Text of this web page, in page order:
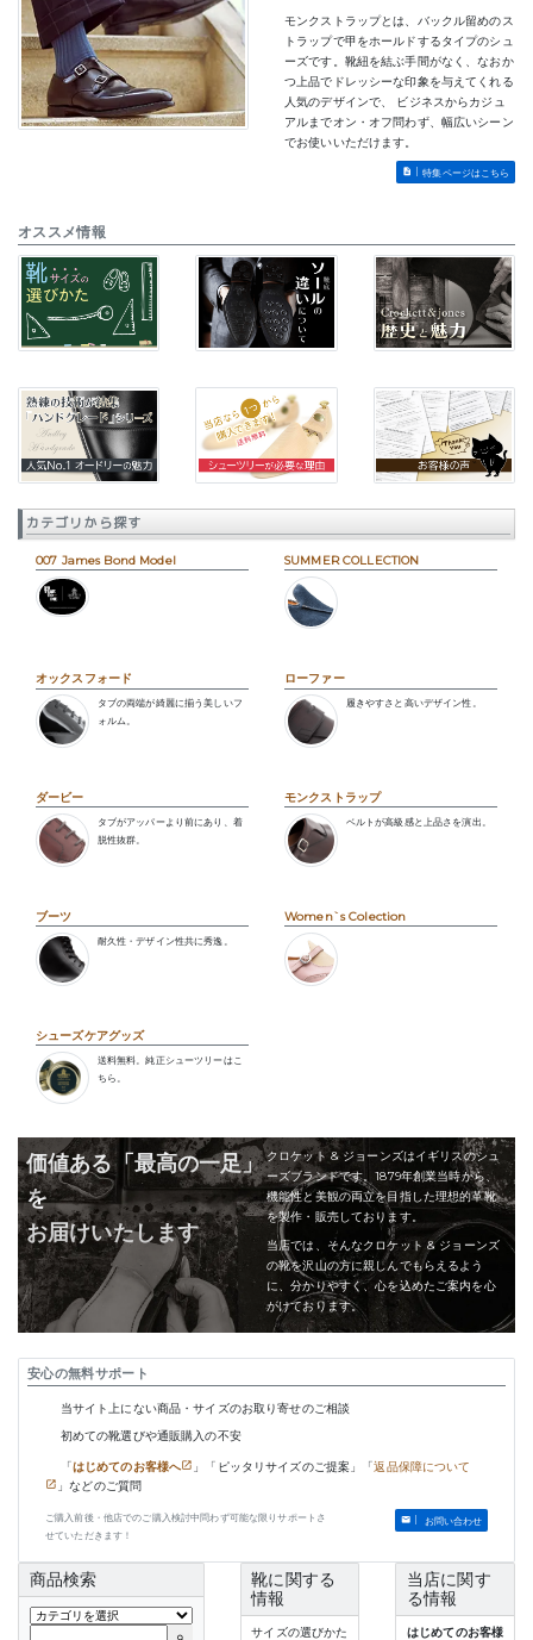
モンクストラップとは、バックル留めのス
トラップで甲をホールドするタイプのシュ
ーズです。靴紐を結ぶ手間がなく、なおか
つ上品でドレッシーな印象を与えてくれる
人気のデザインで、 ビジネスからカジュ
アルまでオン・オフ問わず、幅広いシーン
でお使いいただけます。
特集ページはこちら
オススメ情報
カテゴリから探す
007 James Bond Model SUMMER COLLECTION
オックスフォード
タブの両端が綺麗に揃う美しいフ
ォルム。
ローファー
履きやすさと高いデザイン性。
ダービー
タブがアッパーより前にあり、着
脱性抜群。
モンクストラップ
ベルトが高級感と上品さを演出。
ブーツ
耐久性・デザイン性共に秀逸。
Women`s Colection
シューズケアグッズ
送料無料。純正シューツリーはこ
ちら。
価値ある「最高の一足」
を
お届けいたします
クロケット & ジョーンズはイギリスのシュ
ーズブランドです。1879年創業当時から、
機能性と美観の両立を目指した理想的革靴
を製作・販売しております。
当店では、そんなクロケット & ジョーンズ
の靴を沢山の方に親しんでもらえるよう
に、分かりやすく、心を込めたご案内を心
がけております。
安心の無料サポート
当サイト上にない商品・サイズのお取り寄せのご相談
初めての靴選びや通販購入の不安
「はじめてのお客様へ 」「ピッタリサイズのご提案」「返品保障について
」などのご質問
ご購入前後・他店でのご購入検討中問わず可能な限りサポートさ
せていただきます！
お問い合わせ
商品検索
靴に関する
情報
サイズの選びかた
当店に関す
る情報
はじめてのお客様